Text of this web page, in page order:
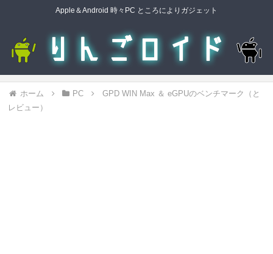
Apple＆Android 時々PC ところによりガジェット
ホーム PC
GPD WIN Max ＆ eGPUのベンチマーク（と
レビュー）